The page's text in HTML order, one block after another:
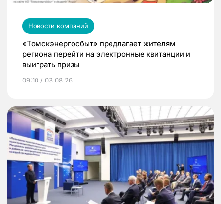
Новости компаний
«Томскэнергосбыт» предлагает жителям
региона перейти на электронные квитанции и
выиграть призы
09:10 / 03.08.26